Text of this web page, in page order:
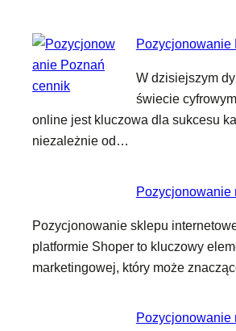
Pozycjonowanie
W dzisiejszym
świecie
online jest kluczowa dla sukcesu
niezależnie od…
Pozycjonowanie
Pozycjonowanie sklepu
platformie Shoper to kluczowy
marketingowej, który może
Pozycjonowanie